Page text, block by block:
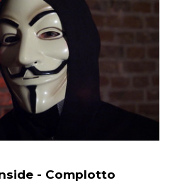
- Complotto